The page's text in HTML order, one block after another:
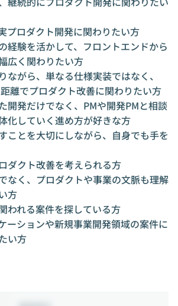
プロダクト開発に関わりたい方
経験を活かして、フロントエンドから
広く関わりたい方
ながら、単なる仕様実装ではなく、
離でプロダクト改善に関わりたい方
開発だけでなく、PMや開発PMと相談
化していく進め方が好きな方
ことを大切にしながら、自身でも手を
ダクト改善を考えられる方
なく、プロダクトや事業の文脈も理解
方
われる案件を探している方
ーションや新規事業開発領域の案件に
い方